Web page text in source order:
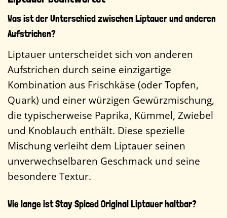
Was ist der Unterschied zwischen Liptauer und anderen
Aufstrichen?
Liptauer unterscheidet sich von anderen
Aufstrichen durch seine einzigartige
Kombination aus Frischkäse (oder Topfen,
Quark) und einer würzigen Gewürzmischung,
die typischerweise Paprika, Kümmel, Zwiebel
und Knoblauch enthält. Diese spezielle
Mischung verleiht dem Liptauer seinen
unverwechselbaren Geschmack und seine
besondere Textur.
Wie lange ist Stay Spiced Original Liptauer haltbar?